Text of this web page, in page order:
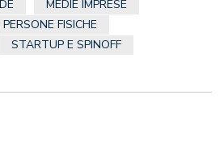
MEDIE IMPRESE
PERSONE FISICHE
STARTUP E SPINOFF